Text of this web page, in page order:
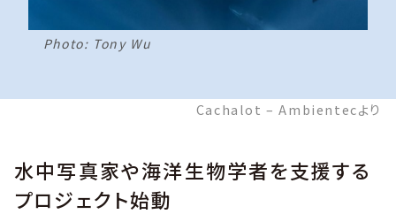
Photo: Tony Wu
Cachalot – Ambientecより
水中写真家や海洋生物学者を支援する
プロジェクト始動